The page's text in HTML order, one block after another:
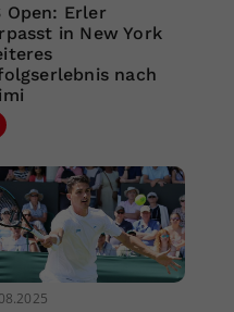
Open: Erler
in New York
nach